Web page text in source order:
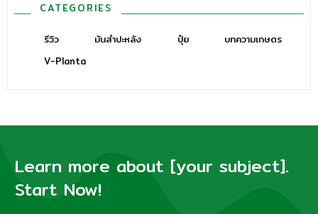
CATEGORIES
รีวิว มันสำปะหลัง ปุ๋ย
บทความเกษตร
V-Planta
Learn more about [your subject].
Start Now!